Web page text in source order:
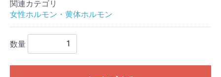
関連カテゴリ
女性ホルモン・黄体ホルモン
数量